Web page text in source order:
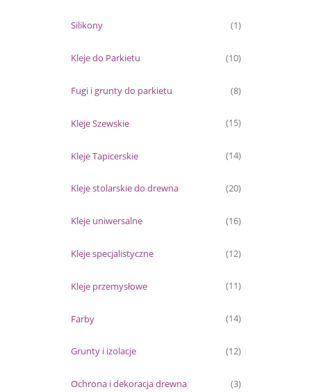
Silikony (1)
Kleje do Parkietu (10)
Fugi i grunty do parkietu (8)
Kleje Szewskie (15)
Kleje Tapicerskie (14)
Kleje stolarskie do drewna (20)
Kleje uniwersalne (16)
Kleje specjalistyczne (12)
Kleje przemysłowe (11)
Farby (14)
Grunty i izolacje (12)
Ochrona i dekoracja drewna (3)